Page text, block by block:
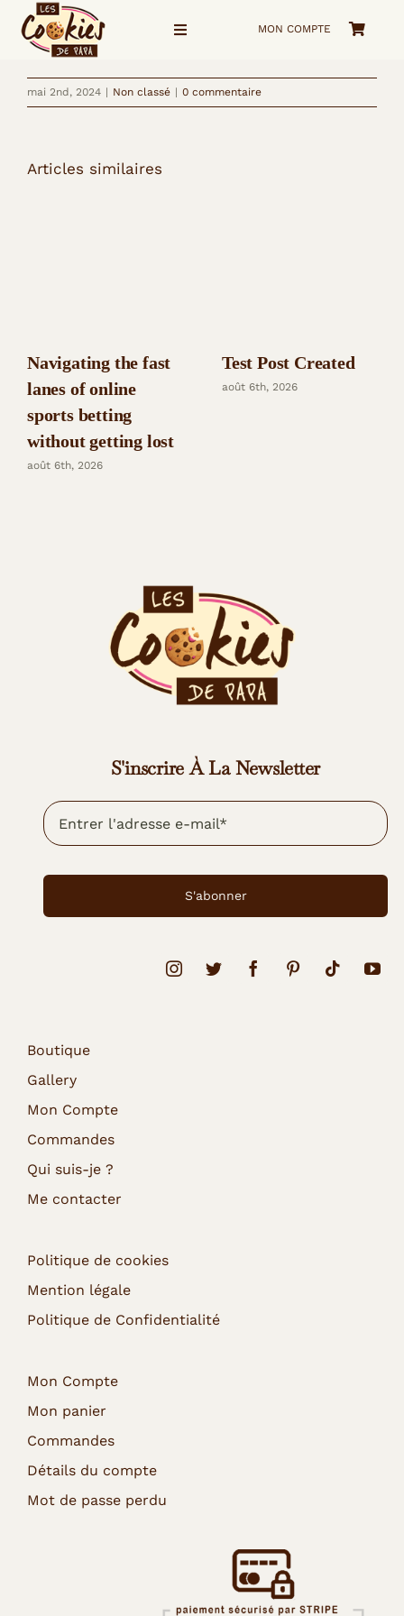
Passer
contenu
Navigation
Accueil
MON COMPTE
mai 2nd, 2024 | Non classé | 0 commentaire
Articles similaires
Navigating the fast
lanes of online
sports betting
without getting lost
août 6th, 2026
Test Post Created
août 6th, 2026
S'inscrire À La Newsletter
S'abonner
Boutique
Gallery
Mon Compte
Commandes
Qui suis-je ?
Me contacter
Politique de cookies
Mention légale
Politique de Confidentialité
Mon Compte
Mon panier
Commandes
Détails du compte
Mot de passe perdu